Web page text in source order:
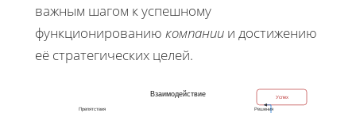
важным шагом к успешному
функционированию компании и достижению
её стратегических целей.
Взаимодействие
Препятствия Решения
Успех